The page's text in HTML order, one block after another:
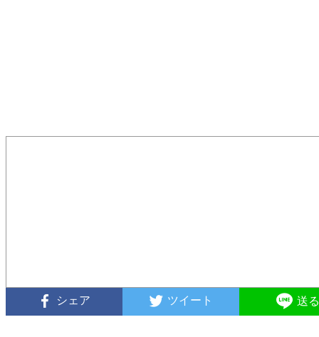
シェア ツイート 送る